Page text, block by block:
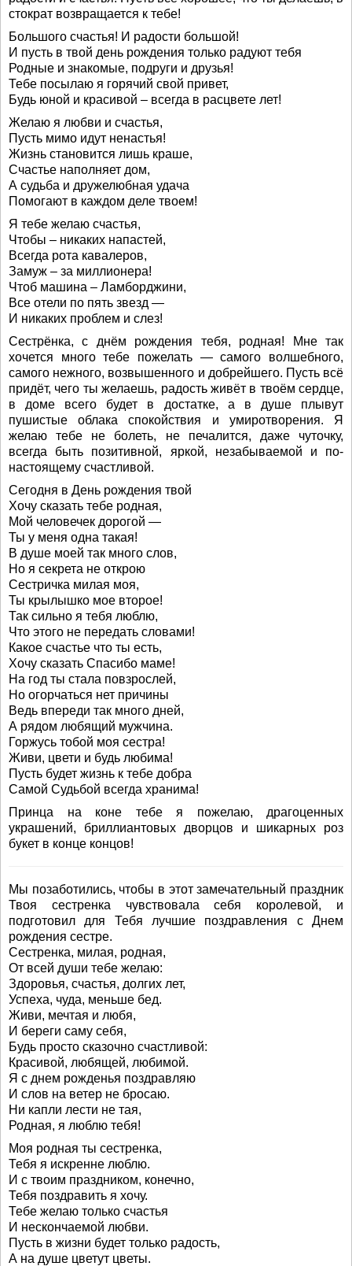
стократ возвращается к тебе!
Большого счастья! И радости большой!
И пусть в твой день рождения только радуют тебя
Родные и знакомые, подруги и друзья!
Тебе посылаю я горячий свой привет,
Будь юной и красивой – всегда в расцвете лет!
Желаю я любви и счастья,
Пусть мимо идут ненастья!
Жизнь становится лишь краше,
Счастье наполняет дом,
А судьба и дружелюбная удача
Помогают в каждом деле твоем!
Я тебе желаю счастья,
Чтобы – никаких напастей,
Всегда рота кавалеров,
Замуж – за миллионера!
Чтоб машина – Ламборджини,
Все отели по пять звезд —
И никаких проблем и слез!
Сестрёнка, с днём рождения тебя, родная! Мне так
хочется много тебе пожелать — самого волшебного,
самого нежного, возвышенного и добрейшего. Пусть всё
придёт, чего ты желаешь, радость живёт в твоём сердце,
в доме всего будет в достатке, а в душе плывут
пушистые облака спокойствия и умиротворения. Я
желаю тебе не болеть, не печалится, даже чуточку,
всегда быть позитивной, яркой, незабываемой и по-
настоящему счастливой.
Сегодня в День рождения твой
Хочу сказать тебе родная,
Мой человечек дорогой —
Ты у меня одна такая!
В душе моей так много слов,
Но я секрета не открою
Сестричка милая моя,
Ты крылышко мое второе!
Так сильно я тебя люблю,
Что этого не передать словами!
Какое счастье что ты есть,
Хочу сказать Спасибо маме!
На год ты стала повзрослей,
Но огорчаться нет причины
Ведь впереди так много дней,
А рядом любящий мужчина.
Горжусь тобой моя сестра!
Живи, цвети и будь любима!
Пусть будет жизнь к тебе добра
Самой Судьбой всегда хранима!
Принца на коне тебе я пожелаю, драгоценных
украшений, бриллиантовых дворцов и шикарных роз
букет в конце концов!
Мы позаботились, чтобы в этот замечательный праздник
Твоя сестренка чувствовала себя королевой, и
подготовил для Тебя лучшие поздравления с Днем
рождения сестре.
Сестренка, милая, родная,
От всей души тебе желаю:
Здоровья, счастья, долгих лет,
Успеха, чуда, меньше бед.
Живи, мечтая и любя,
И береги саму себя,
Будь просто сказочно счастливой:
Красивой, любящей, любимой.
Я с днем рожденья поздравляю
И слов на ветер не бросаю.
Ни капли лести не тая,
Родная, я люблю тебя!
Моя родная ты сестренка,
Тебя я искренне люблю.
И с твоим праздником, конечно,
Тебя поздравить я хочу.
Тебе желаю только счастья
И нескончаемой любви.
Пусть в жизни будет только радость,
А на душе цветут цветы.